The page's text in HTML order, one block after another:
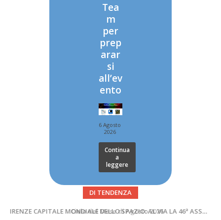
Tea
m
per
prep
arar
si
all’ev
ento
6 Agosto
2026
Continua
a
leggere
DI TENDENZA
Cielo del Mese di Agosto 2026
SUPERNOVAE aggiornamenti del mese – Agosto 2026